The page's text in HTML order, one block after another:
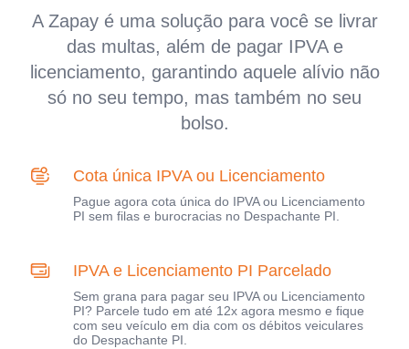
A Zapay é uma solução para você se livrar
das multas, além de pagar IPVA e
licenciamento, garantindo aquele alívio não
só no seu tempo, mas também no seu
bolso.
Cota única IPVA ou Licenciamento
Pague agora cota única do IPVA ou Licenciamento
PI sem filas e burocracias no Despachante PI.
IPVA e Licenciamento PI Parcelado
Sem grana para pagar seu IPVA ou Licenciamento
PI? Parcele tudo em até 12x agora mesmo e fique
com seu veículo em dia com os débitos veiculares
do Despachante PI.